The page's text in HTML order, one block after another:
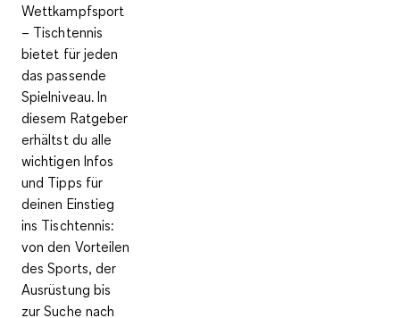
Wettkampfsport
– Tischtennis
bietet für jeden
das passende
Spielniveau. In
diesem Ratgeber
erhältst du alle
wichtigen Infos
und Tipps für
deinen Einstieg
ins Tischtennis:
von den Vorteilen
des Sports, der
Ausrüstung bis
zur Suche nach